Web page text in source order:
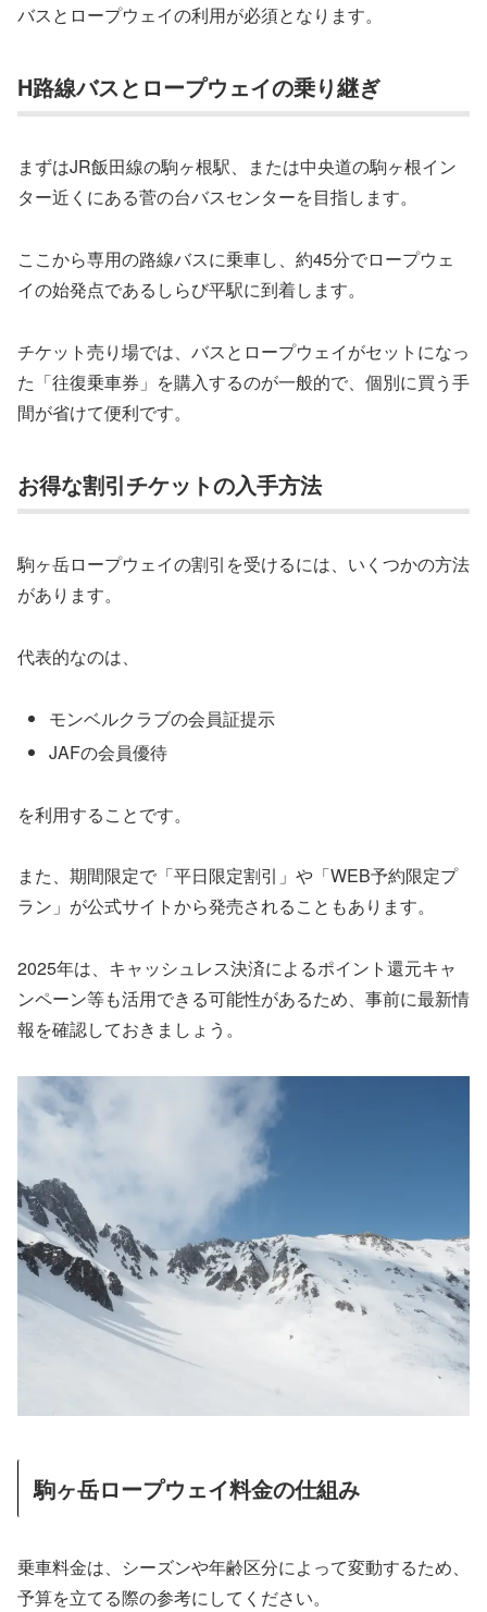
バスとロープウェイの利用が必須となります。
H路線バスとロープウェイの乗り継ぎ
まずはJR飯田線の駒ヶ根駅、または中央道の駒ヶ根イン
ター近くにある菅の台バスセンターを目指します。
ここから専用の路線バスに乗車し、約45分でロープウェ
イの始発点であるしらび平駅に到着します。
チケット売り場では、バスとロープウェイがセットになっ
た「往復乗車券」を購入するのが一般的で、個別に買う手
間が省けて便利です。
お得な割引チケットの入手方法
駒ヶ岳ロープウェイの割引を受けるには、いくつかの方法
があります。
代表的なのは、
モンベルクラブの会員証提示
JAFの会員優待
を利用することです。
また、期間限定で「平日限定割引」や「WEB予約限定プ
ラン」が公式サイトから発売されることもあります。
2025年は、キャッシュレス決済によるポイント還元キャ
ンペーン等も活用できる可能性があるため、事前に最新情
報を確認しておきましょう。
駒ヶ岳ロープウェイ料金の仕組み
乗車料金は、シーズンや年齢区分によって変動するため、
予算を立てる際の参考にしてください。